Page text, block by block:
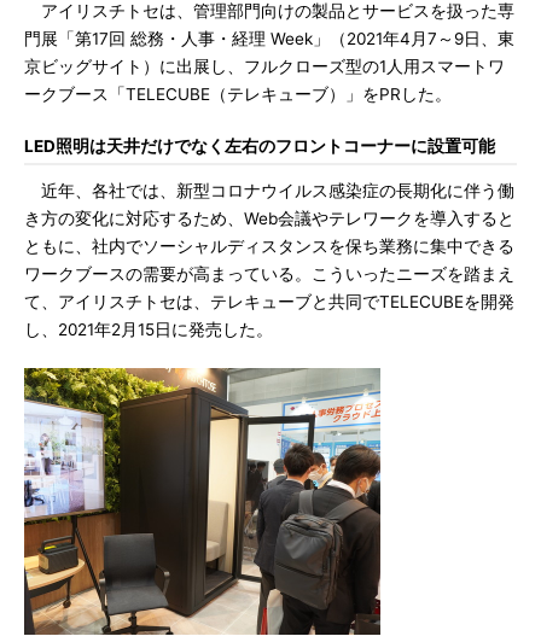
アイリスチトセは、管理部門向けの製品とサービスを扱った専
門展「第17回 総務・人事・経理 Week」（2021年4月7～9日、東
京ビッグサイト）に出展し、フルクローズ型の1人用スマートワ
ークブース「TELECUBE（テレキューブ）」をPRした。
LED照明は天井だけでなく左右のフロントコーナーに設置可能
近年、各社では、新型コロナウイルス感染症の長期化に伴う働
き方の変化に対応するため、Web会議やテレワークを導入すると
ともに、社内でソーシャルディスタンスを保ち業務に集中できる
ワークブースの需要が高まっている。こういったニーズを踏まえ
て、アイリスチトセは、テレキューブと共同でTELECUBEを開発
し、2021年2月15日に発売した。